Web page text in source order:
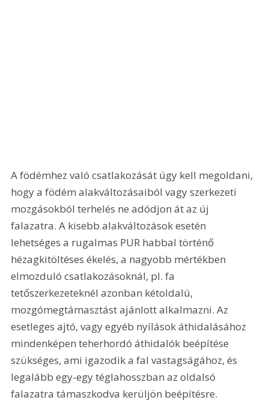
A födémhez való csatlakozását úgy kell megoldani,
hogy a födém alakváltozásaiból vagy szerkezeti
mozgásokból terhelés ne adódjon át az új
falazatra. A kisebb alakváltozások esetén
lehetséges a rugalmas PUR habbal történő
hézagkitöltéses ékelés, a nagyobb mértékben
elmozduló csatlakozásoknál, pl. fa
tetőszerkezeteknél azonban kétoldalú,
mozgómegtámasztást ajánlott alkalmazni. Az
esetleges ajtó, vagy egyéb nyílások áthidalásához
mindenképen teherhordó áthidalók beépítése
szükséges, ami igazodik a fal vastagságához, és
legalább egy-egy téglahosszban az oldalsó
falazatra támaszkodva kerüljön beépítésre.